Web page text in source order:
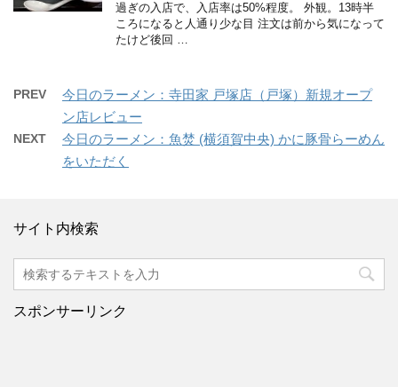
過ぎの入店で、入店率は50%程度。 外観。13時半
ころになると人通り少な目 注文は前から気になって
たけど後回 …
PREV
今日のラーメン：寺田家 戸塚店（戸塚）新規オープ
ン店レビュー
NEXT
今日のラーメン：魚焚 (横須賀中央) かに豚骨らーめん
をいただく
サイト内検索
スポンサーリンク